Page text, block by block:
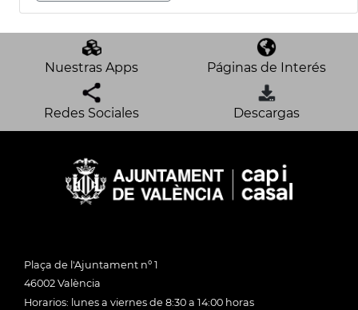
Nuestras Apps Páginas de Interés
Redes Sociales Descargas
Plaça de l'Ajuntament nº 1
46002 València
Horarios: lunes a viernes de 8:30 a 14:00 horas